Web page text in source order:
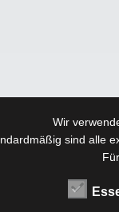
Wir
sind alle